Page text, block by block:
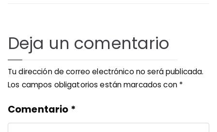
Deja un comentario
Tu dirección de correo electrónico no será publicada.
Los campos obligatorios están marcados con *
Comentario *